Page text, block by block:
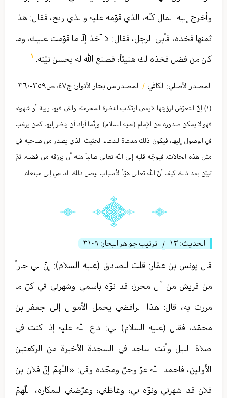
وأخرج إليه المال كلّه، الذي قوّمه عليه والذي ربح، فقال: هذا
ثمنها فخذه، فأبى الرجل، فقال: لا آخذ إلّا ما قوّمت عليك، وما
كان من فضل فخذه لك هنيئاً، فصنع الله له بحسن نيّته.
المصدر الأصلي: الكافي / المصدر من بحار الأنوار: ج٤٧، ص٣٥٩-٣٦۰
(١) إنّ التعرّض لرؤيتها لايعني ارتكاب النظرة المحرمة، والتي فيها ريبة أو شهوة،
فهو لا يمكن صدوره عن الإمام (عليه السلام) وإنّما أراد أن ينظر إليها كمن يرغب
في الوصول إليها، فيكون ذلك مدعاة للدعاء الحثيث الذي يصدر من صاحبه في
مثل هذه الحالات، فيوجّه قلبه إلى الله تعالى طالباً منه أن يرزقه من فضله، ثمّ
تبيّن بعد ذلك كيف أنّ الله تعالى هيّأ الأسباب ليصل ذلك الداعي إلى مبتغاه.
الحديث: ١٣ / ترتيب جواهر البحار: ٣١٠٩
قال يونس بن عمّار: قلت للصادق (عليه السلام): إنّ لي جاراً
من قريش من آل محرز، قد نوّه باسمي وشهرني في كلّ ما
مررت به، قال: هذا الرافضي يحمل الأموال إلى جعفر بن
محمّد، فقال (عليه السلام) لي: ادع الله عليه إذا كنت في
صلاة الليل وأنت ساجد في السجدة الأخيرة من الركعتين
الأولين، فاحمد الله عزّ وجلّ ومجّده وقل: «اللّهمّ إنّ فلان بن
فلان قد شهرني ونوّه بي، وغاظني، وعرّضني للمكاره، اللّهمّ